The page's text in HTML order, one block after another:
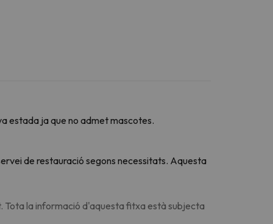
estada ja que no admet mascotes.
de restauració segons necessitats. Aquesta
Tota la informació d'aquesta fitxa està subjecta